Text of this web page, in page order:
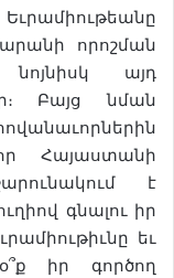
որոշման
այդ
Բայց նման
Հայաստանի
է
գնալու իր
եւ
իր գործող